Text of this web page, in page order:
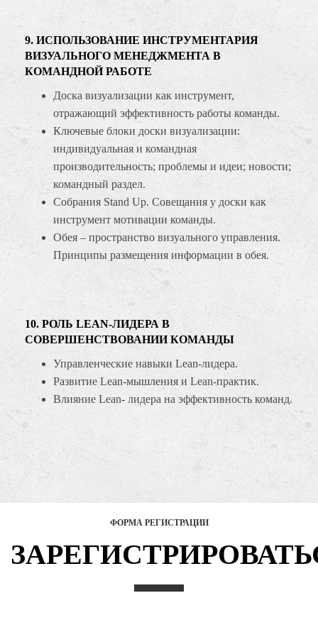
9. ИСПОЛЬЗОВАНИЕ ИНСТРУМЕНТАРИЯ
ВИЗУАЛЬНОГО МЕНЕДЖМЕНТА В
КОМАНДНОЙ РАБОТЕ
Доска визуализации как инструмент,
отражающий эффективность работы команды.
Ключевые блоки доски визуализации:
индивидуальная и командная
производительность; проблемы и идеи; новости;
командный раздел.
Собрания Stand Up. Совещания у доски как
инструмент мотивации команды.
Обея – пространство визуального управления.
Принципы размещения информации в обея.
10. РОЛЬ LEAN-ЛИДЕРА В
СОВЕРШЕНСТВОВАНИИ КОМАНДЫ
Управленческие навыки Lean-лидера.
Развитие Lean-мышления и Lean-практик.
Влияние Lean- лидера на эффективность команд.
ФОРМА РЕГИСТРАЦИИ